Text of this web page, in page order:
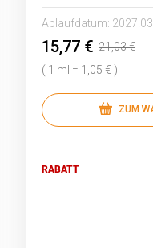
Ablaufdatum: 2027.03
15,77 € 21,03 €
( 1 ml = 1,05 € )
ZUM
RABATT